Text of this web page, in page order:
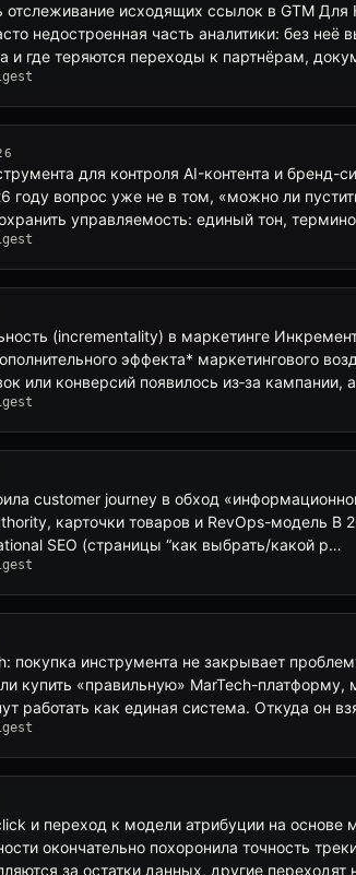
отслеживание исходящих ссылок в GTM Для
недостроенная часть аналитики: без неё
и где теряются переходы к партнёрам,
для контроля AI-контента и бренд-
году вопрос уже не в том, «можно ли
управляемость: единый тон,
(incrementality) в маркетинге
эффекта* маркетингового
или конверсий появилось из‑за кампании,
customer journey в обход
карточки товаров и RevOps-модель В
SEO (страницы “как выбрать/какой р…
покупка инструмента не закрывает
купить «правильную» MarTech-платформу,
работать как единая система. Откуда он
и переход к модели атрибуции на основе
окончательно похоронила точность
за остатки данных, другие переходят